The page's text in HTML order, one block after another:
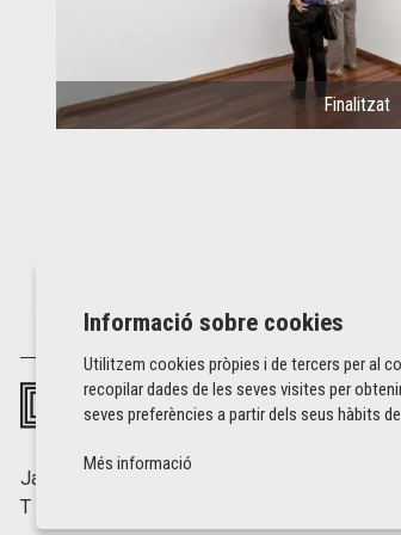
Finalitzat
Jaume I, 42 baixos | 17001 Girona
T 972 226 527 |
Informació sobre cookies
Utilitzem cookies pròpies i de tercers per al
recopilar dades de les seves visites per
seves preferències a partir dels seus hàbits
Més informació